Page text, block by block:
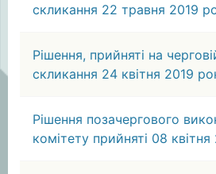
скликання 22 травня 2019
Рішення, прийняті на
скликання 24 квітня 2019
Рішення позачергового
комітету прийняті 08